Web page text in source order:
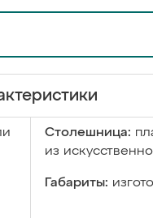
Столешница:
из
Габариты: